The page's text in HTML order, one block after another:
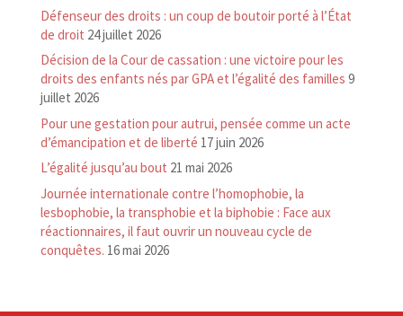
Défenseur des droits : un coup de boutoir porté à l’État
de droit 24 juillet 2026
Décision de la Cour de cassation : une victoire pour les
droits des enfants nés par GPA et l’égalité des familles 9
juillet 2026
Pour une gestation pour autrui, pensée comme un acte
d’émancipation et de liberté 17 juin 2026
L’égalité jusqu’au bout 21 mai 2026
Journée internationale contre l’homophobie, la
lesbophobie, la transphobie et la biphobie : Face aux
réactionnaires, il faut ouvrir un nouveau cycle de
conquêtes. 16 mai 2026